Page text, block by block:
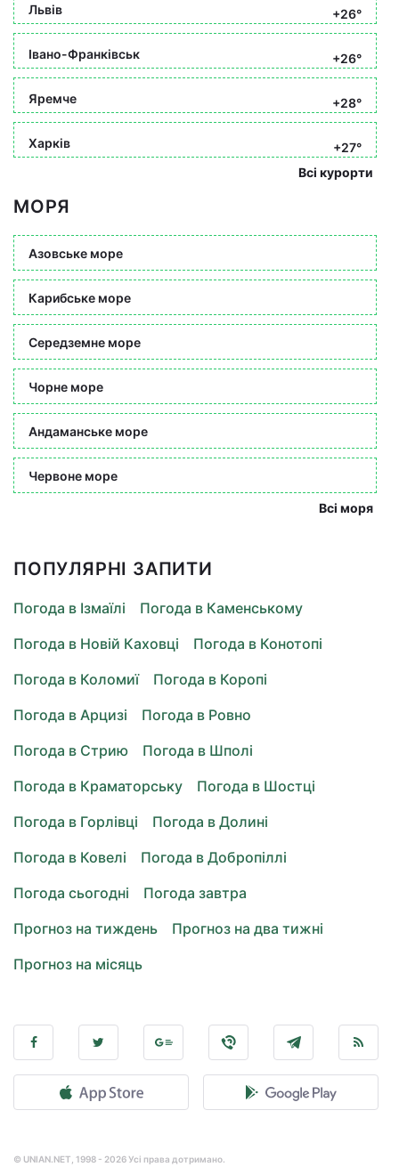
Львів +26°
Івано-Франківськ +26°
Яремче +28°
Харків
+27°
Всі курорти
МОРЯ
Азовське море
Карибське море
Середземне море
Чорне море
Андаманське море
Червоне море
Всі моря
ПОПУЛЯРНІ ЗАПИТИ
Погода в Ізмаїлі
Погода в Каменському
Погода в Новій Каховці
Погода в Конотопі
Погода в Коломиї
Погода в Коропі
Погода в Арцизі
Погода в Ровно
Погода в Стрию
Погода в Шполі
Погода в Краматорську
Погода в Шостці
Погода в Горлівці
Погода в Долині
Погода в Ковелі
Погода в Добропіллі
Погода сьогодні
Погода завтра
Прогноз на тиждень
Прогноз на два тижні
Прогноз на місяць
© UNIAN.NET, 1998 - 2026 Усі права дотримано.